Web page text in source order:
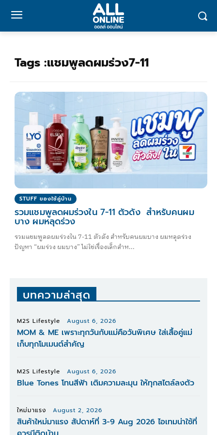
Tags :แชมพูลดผมร่วง7-11
STUFF ของใช้คู่บ้าน
รวมแชมพูลดผมร่วงใน 7-11 ตัวดัง สำหรับคนผม
บาง ผมหลุดร่วง
รวมแชมพูลดผมร่วงใน 7-11 ตัวดัง สำหรับคนผมบาง ผมหลุดร่วง
ปัญหา “ผมร่วง ผมบาง” ไม่ใช่เรื่องเล็กสำห...
บทความล่าสุด
M2S Lifestyle August 6, 2026
MOM & ME เพราะทุกวันกับแม่คือวันพิเศษ ใส่เสื้อคู่แม่
เก็บทุกโมเมนต์สำคัญ
M2S Lifestyle August 6, 2026
Blue Tones โทนสีฟ้า เติมความละมุน ให้ทุกสไตล์ลงตัว
ใหม่มาแรง August 2, 2026
สินค้าใหม่มาแรง สัปดาห์ที่ 3-9 Aug 2026 ไอเทมน่าใช้ที่